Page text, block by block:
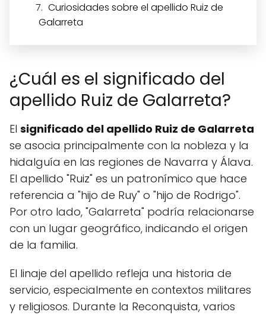
Curiosidades sobre el apellido Ruiz de
Galarreta
¿Cuál es el significado del
apellido Ruiz de Galarreta?
El significado del apellido Ruiz de Galarreta
se asocia principalmente con la nobleza y la
hidalguía en las regiones de Navarra y Álava.
El apellido "Ruiz" es un patronímico que hace
referencia a "hijo de Ruy" o "hijo de Rodrigo".
Por otro lado, "Galarreta" podría relacionarse
con un lugar geográfico, indicando el origen
de la familia.
El linaje del apellido refleja una historia de
servicio, especialmente en contextos militares
y religiosos. Durante la Reconquista, varios